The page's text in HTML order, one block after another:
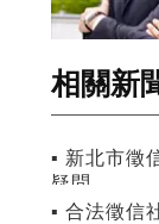
相關新
▪ 新北市徵
疑問
▪ 合法徵信